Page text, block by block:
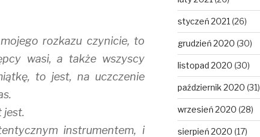
rozkazu czynicie, to
wasi, a także wszyscy
to jest, na uczczenie
jest.
instrumentem, i
styczeń 2021 (26)
grudzień 2020 (30)
listopad 2020 (30)
październik 2020 (31)
wrzesień 2020 (28)
sierpień 2020 (17)